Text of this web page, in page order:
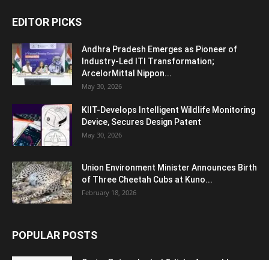
EDITOR PICKS
Andhra Pradesh Emerges as Pioneer of
Industry-Led ITI Transformation;
ArcelorMittal Nippon...
May 30, 2026
KIIT-Develops Intelligent Wildlife Monitoring
Device, Secures Design Patent
May 30, 2026
Union Environment Minister Announces Birth
of Three Cheetah Cubs at Kuno...
February 18, 2026
POPULAR POSTS